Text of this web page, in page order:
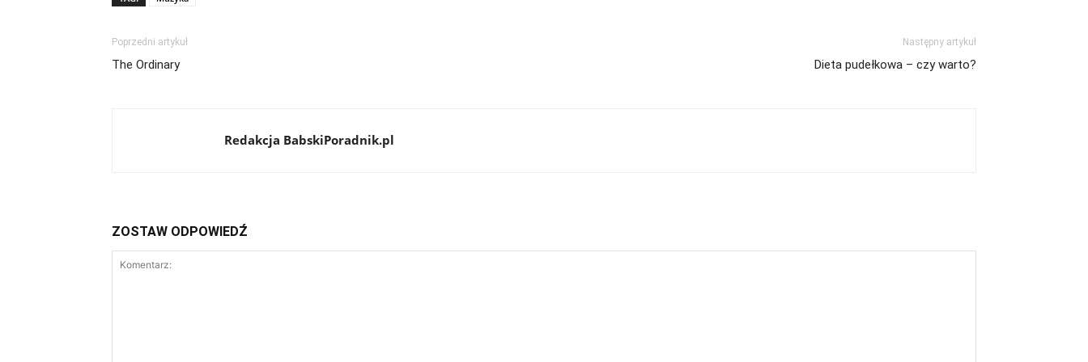
Poprzedni artykuł
The Ordinary
Następny artykuł
Dieta pudełkowa – czy warto?
Redakcja BabskiPoradnik.pl
ZOSTAW ODPOWIEDŹ